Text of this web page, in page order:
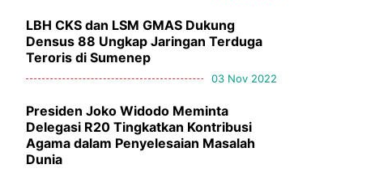
LBH CKS dan LSM GMAS Dukung
Densus 88 Ungkap Jaringan Terduga
Teroris di Sumenep
03 Nov 2022
Presiden Joko Widodo Meminta
Delegasi R20 Tingkatkan Kontribusi
Agama dalam Penyelesaian Masalah
Dunia